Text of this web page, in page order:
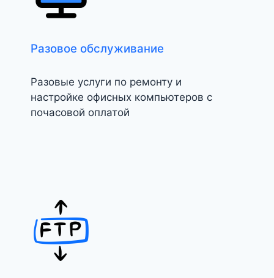
Разовое обслуживание
Разовые услуги по ремонту и
настройке офисных компьютеров с
почасовой оплатой